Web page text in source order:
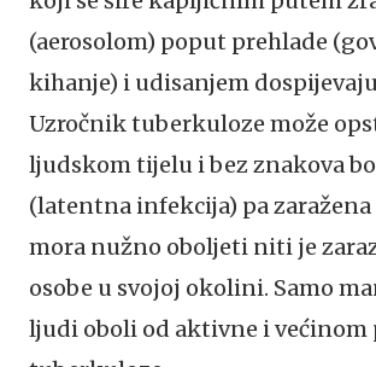
(aerosolom) poput prehlade
kihanje) i udisanjem
Uzročnik tuberkuloze može
ljudskom tijelu i bez znakova
(latentna infekcija) pa zaražena
mora nužno oboljeti niti je
osobe u svojoj okolini. Samo
ljudi oboli od aktivne i većinom